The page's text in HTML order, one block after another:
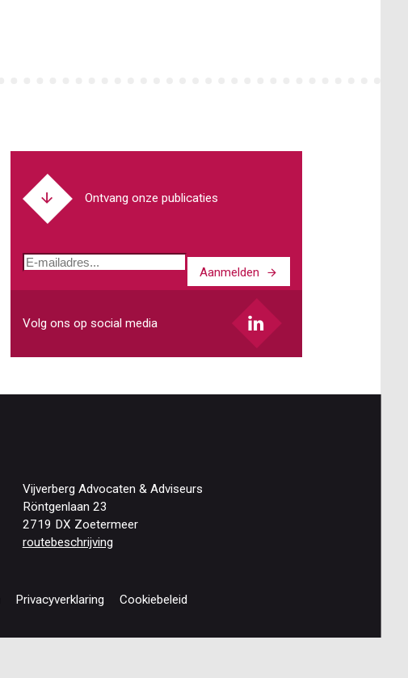
Ontvang onze publicaties
E-
Aanmelden
Volg ons op social media
Vijverberg Advocaten & Adviseurs
Röntgenlaan 23
2719 DX Zoetermeer
routebeschrijving
Privacyverklaring Cookiebeleid